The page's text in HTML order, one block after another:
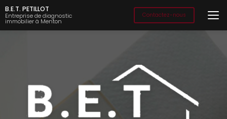
Aller
au
contenu
principal
B.E.T. PETILLOT
Entreprise de diagnostic
immobilier à Menton
Contactez-nous